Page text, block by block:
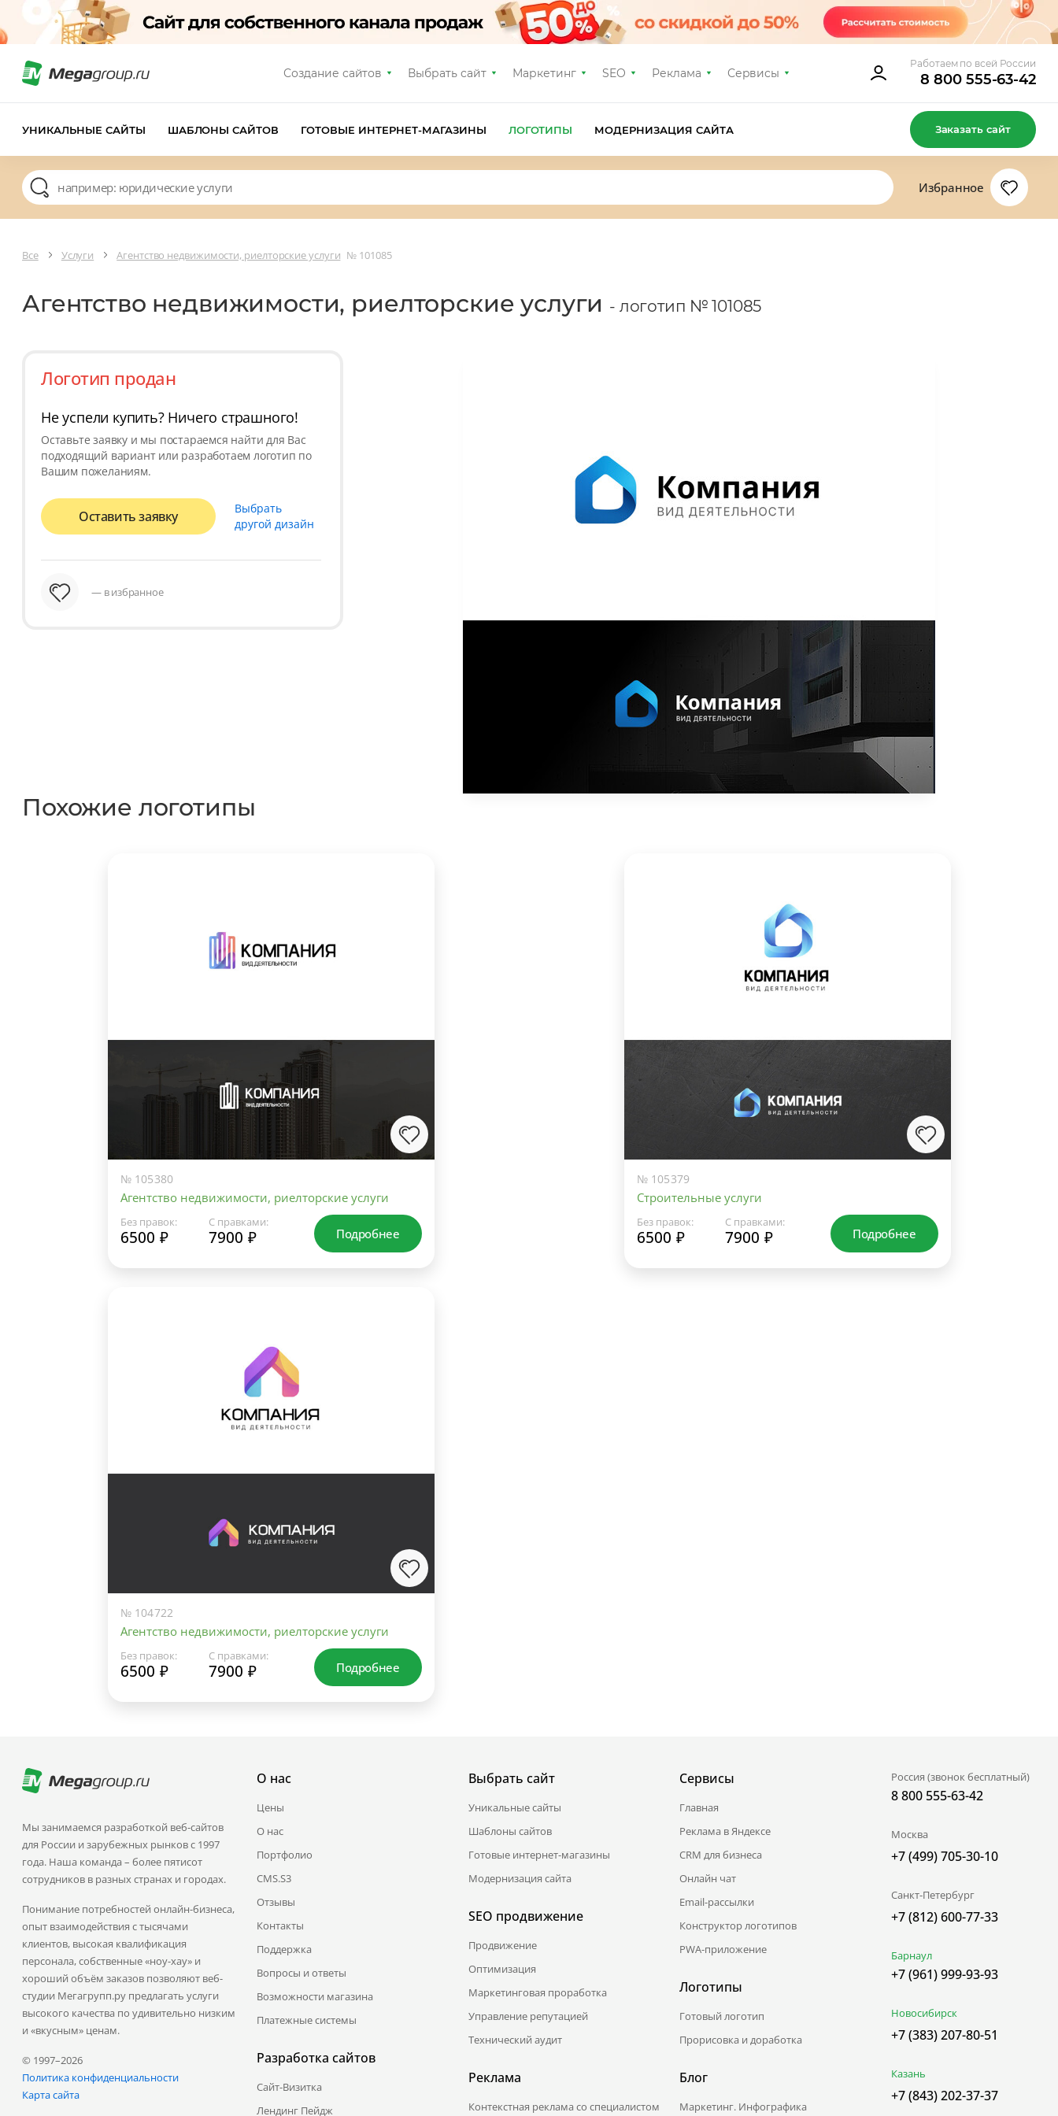
Создание сайтов Выбрать сайт Маркетинг SEO Реклама Сервисы
Работаем по всей России
8 800 555-63-42
УНИКАЛЬНЫЕ САЙТЫ ШАБЛОНЫ САЙТОВ ГОТОВЫЕ ИНТЕРНЕТ-МАГАЗИНЫ ЛОГОТИПЫ МОДЕРНИЗАЦИЯ САЙТА Заказать сайт
Избранное
Все Услуги Агентство недвижимости, риелторские услуги № 101085
Агентство недвижимости, риелторские услуги - логотип № 101085
Логотип продан
Не успели купить? Ничего страшного!
Оставьте заявку и мы постараемся найти для Вас
подходящий вариант или разработаем логотип по
Вашим пожеланиям.
Оставить заявку
Выбрать
другой дизайн
— в избранное
Похожие логотипы
№ 105380
Агентство недвижимости, риелторские услуги
Без правок:
6500 ₽
С правками:
7900 ₽ Подробнее
№ 105379
Строительные услуги
Без правок:
6500 ₽
С правками:
7900 ₽ Подробнее
№ 104722
Агентство недвижимости, риелторские услуги
Без правок:
6500 ₽
С правками:
7900 ₽ Подробнее
Мы занимаемся разработкой веб-сайтов
для России и зарубежных рынков с 1997
года. Наша команда – более пятисот
сотрудников в разных странах и городах.
Понимание потребностей онлайн-бизнеса,
опыт взаимодействия с тысячами
клиентов, высокая квалификация
персонала, собственные «ноу-хау» и
хороший объём заказов позволяют веб-
студии Мегагрупп.ру предлагать услуги
высокого качества по удивительно низким
и «вкусным» ценам.
© 1997–2026
Политика конфиденциальности
Карта сайта
О нас
Цены
О нас
Портфолио
CMS.S3
Отзывы
Контакты
Поддержка
Вопросы и ответы
Возможности магазина
Платежные системы
Разработка сайтов
Сайт-Визитка
Лендинг Пейдж
Выбрать сайт
Уникальные сайты
Шаблоны сайтов
Готовые интернет-магазины
Модернизация сайта
SEO продвижение
Продвижение
Оптимизация
Маркетинговая проработка
Управление репутацией
Технический аудит
Реклама
Контекстная реклама со специалистом
Сервисы
Главная
Реклама в Яндексе
CRM для бизнеса
Онлайн чат
Email-рассылки
Конструктор логотипов
PWA-приложение
Логотипы
Готовый логотип
Прорисовка и доработка
Блог
Маркетинг. Инфографика
Россия (звонок бесплатный)
8 800 555-63-42
Москва
+7 (499) 705-30-10
Санкт-Петербург
+7 (812) 600-77-33
Барнаул
+7 (961) 999-93-93
Новосибирск
+7 (383) 207-80-51
Казань
+7 (843) 202-37-37